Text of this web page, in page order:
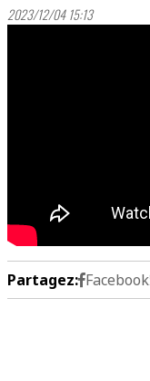
2023/12/04 15:13
Partagez: Facebook